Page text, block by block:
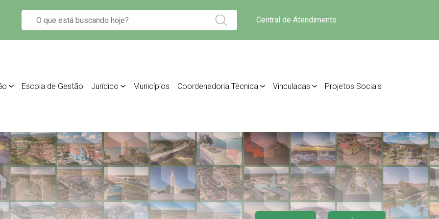
Central de Atendimento
Escola de Gestão Jurídico Municípios Coordenadoria Técnica Vinculadas Projetos Sociais